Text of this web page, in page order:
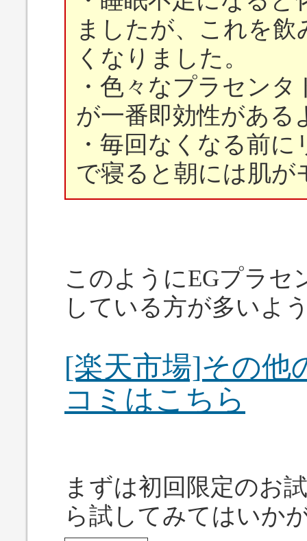
ましたが、これを
くなりました。
・色々なプラセン
が一番即効性がある
・毎回なくなる前
で寝ると朝には肌
このようにEGプラセ
している方が多いよ
[楽天市場]その他
コミはこちら
まずは初回限定のお
ら試してみてはいか